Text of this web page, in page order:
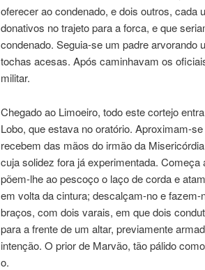
oferecer ao condenado, e dois outros,
donativos no trajeto para a forca, e que
condenado. Seguia-se um padre
tochas acesas. Após caminhavam os
militar.
Chegado ao Limoeiro, todo este cortejo
Lobo, que estava no oratório. Aproximam-
recebem das mãos do irmão da
cuja solidez fora já experimentada.
põem-lhe ao pescoço o laço de corda e
em volta da cintura; descalçam-no e
braços, com dois varais, em que dois
para a frente de um altar, previamente
intenção. O prior de Marvão, tão pálido
o.